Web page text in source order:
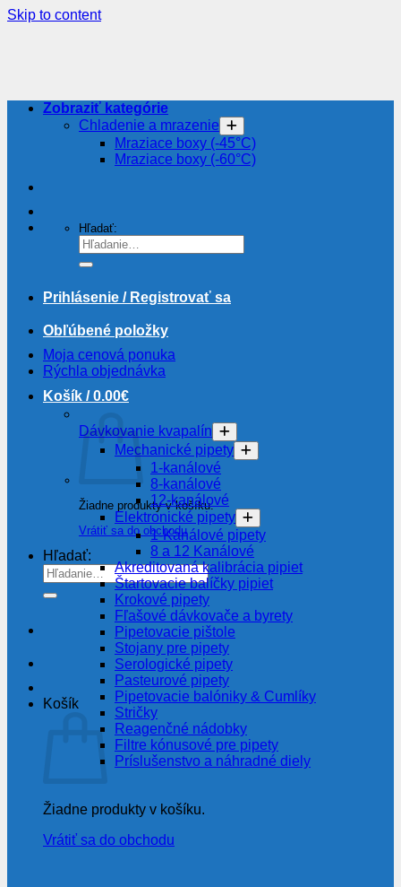
Skip to content
Hľadať:
Prihlásenie / Registrovať sa
Obľúbené položky
Moja cenová ponuka
Rýchla objednávka
Košík /0.00€
Žiadne produkty v košíku.
Vrátiť sa do obchodu
Hľadať:
Košík
Žiadne produkty v košíku.
Vrátiť sa do obchodu
Zobraziť kategórie
Chladenie a mrazenie
Mraziace boxy (-45°C)
Mraziace boxy (-60°C)
Dávkovanie kvapalín
Mechanické pipety
1-kanálové
8-kanálové
12-kanálové
Elektronické pipety
1-Kanálové pipety
8 a 12 Kanálové
Akreditovaná kalibrácia pipiet
Štartovacie balíčky pipiet
Krokové pipety
Fľašové dávkovače a byrety
Pipetovacie pištole
Stojany pre pipety
Serologické pipety
Pasteurové pipety
Pipetovacie balóniky & Cumlíky
Stričky
Reagenčné nádobky
Filtre kónusové pre pipety
Príslušenstvo a náhradné diely